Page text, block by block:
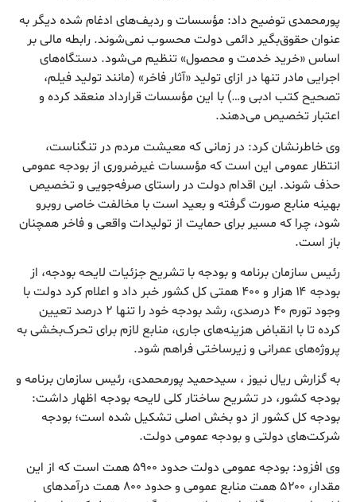
پورمحمدی توضیح داد: مؤسسات و ردیف‌های ادغام شده دیگر به
عنوان حقوق‌بگیر دائمی دولت محسوب نمی‌شوند. رابطه مالی بر
اساس «خرید خدمت و محصول» تنظیم می‌شود. دستگاه‌های
اجرایی مادر تنها در ازای تولید «آثار فاخر» (مانند تولید فیلم،
تصحیح کتب ادبی و…) با این مؤسسات قرارداد منعقد کرده و
اعتبار تخصیص می‌دهند.
وی خاطرنشان کرد: در زمانی که معیشت مردم در تنگناست،
انتظار عمومی این است که مؤسسات غیرضروری از بودجه عمومی
حذف شوند. این اقدام دولت در راستای صرفه‌جویی و تخصیص
بهینه منابع صورت گرفته و بعید است با مخالفت خاصی روبرو
شود، چرا که مسیر برای حمایت از تولیدات واقعی و فاخر همچنان
باز است.
رئیس سازمان برنامه و بودجه با تشریح جزئیات لایحه بودجه، از
بودجه ۱۴ هزار و ۴۰۰ همتی کل کشور خبر داد و اعلام کرد دولت با
وجود تورم ۴۰ درصدی، رشد بودجه خود را تنها ۲ درصد تعیین
کرده تا با انقباض هزینه‌های جاری، منابع لازم برای تحرک‌بخشی به
پروژه‌های عمرانی و زیرساختی فراهم شود.
به گزارش ریال نیوز ، سیدحمید پورمحمدی، رئیس سازمان برنامه و
بودجه کشور، در تشریح ساختار کلی لایحه بودجه اظهار داشت:
بودجه کل کشور از دو بخش اصلی تشکیل شده است؛ بودجه
شرکت‌های دولتی و بودجه عمومی دولت.
وی افزود: بودجه عمومی دولت حدود ۵۹۰۰ همت است که از این
مقدار، ۵۲۰۰ همت منابع عمومی و حدود ۸۰۰ همت درآمدهای